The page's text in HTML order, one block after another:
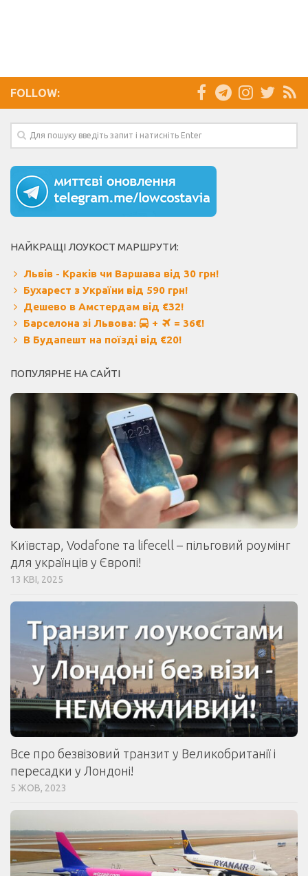
FOLLOW:
НАЙКРАЩІ ЛОУКОСТ МАРШРУТИ:
Львів - Краків чи Варшава від 30 грн!
Бухарест з України від 590 грн!
Дешево в Амстердам від €32!
Барселона зі Львова:
+
= 36€!
В Будапешт на поїзді від €20!
ПОПУЛЯРНЕ НА САЙТІ
Київстар, Vodafone та lifecell – пільговий роумінг
для українців у Європі!
13 КВІ, 2025
Все про безвізовий транзит у Великобританії і
пересадки у Лондоні!
5 ЖОВ, 2023